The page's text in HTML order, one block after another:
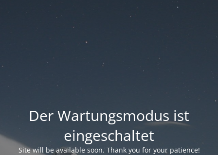
Der Wartungsmodus ist
eingeschaltet
Site will be available soon. Thank you for your patience!